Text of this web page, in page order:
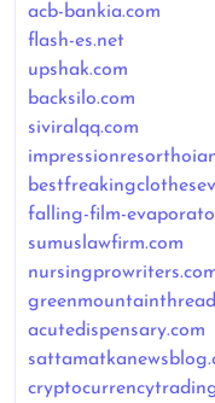
acb-bankia.com
flash-es.net
upshak.com
backsilo.com
siviralqq.com
falling-film-
sumuslawfirm.com
acutedispensary.com